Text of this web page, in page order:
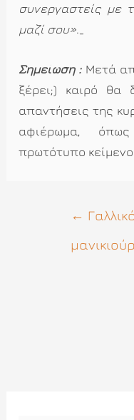
συνεργαστείς με
μαζί σου»._
Σημείωση : Μετά
ξέρει;) καιρό θα
απαντήσεις της
αφιέρωμα,
πρωτότυπο
Πλοήγηση
← Γαλλικό
μανικιούρ